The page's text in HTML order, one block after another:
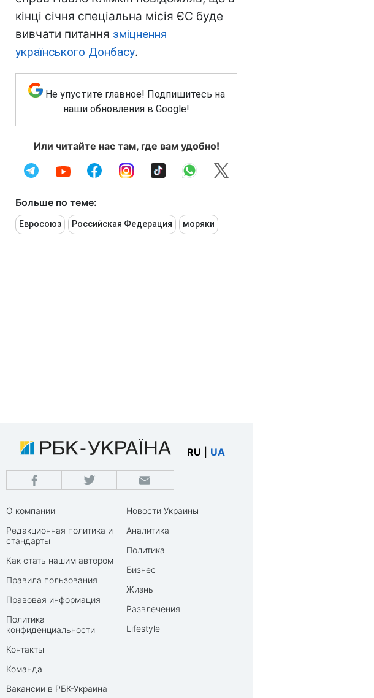
кінці січня спеціальна місія ЄС буде
вивчати питання зміцнення
українського Донбасу.
Не упустите главное! Подпишитесь на
наши обновления в Google!
Или читайте нас там, где вам удобно!
Больше по теме:
Евросоюз Российская Федерация моряки
RU UA
О компании
Редакционная политика и
стандарты
Как стать нашим автором
Правила пользования
Правовая информация
Политика
конфиденциальности
Контакты
Команда
Вакансии в РБК-Украина
Новости Украины
Аналитика
Политика
Бизнес
Жизнь
Развлечения
Lifestyle